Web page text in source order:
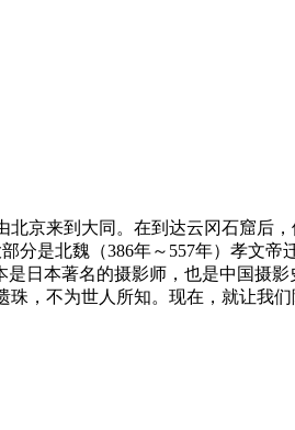
京来到大同。在到达云冈石窟后
是北魏（386年～557年）孝文
日本著名的摄影师，也是中国摄
，不为世人所知。现在，就让我